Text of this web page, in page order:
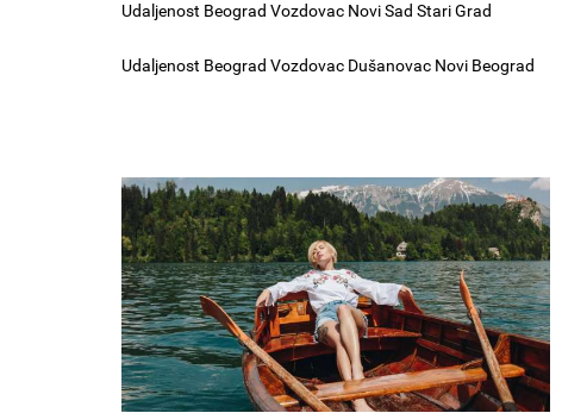
Udaljenost Beograd Vozdovac Novi Sad Stari Grad
Udaljenost Beograd Vozdovac Dušanovac Novi Beograd